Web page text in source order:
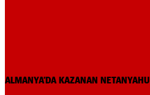
ALMANYA’DA KAZANAN NETANYAHU